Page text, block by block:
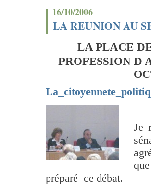
16/10/2006
LA REUNION AU
LA PLACE
PROFESSION D
Je
préparé ce débat.